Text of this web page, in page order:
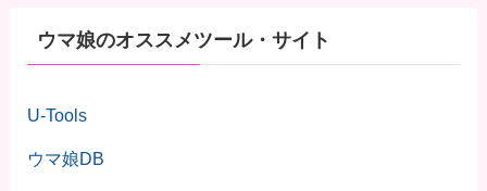
ウマ娘のオススメツール・サイト
U-Tools
ウマ娘DB